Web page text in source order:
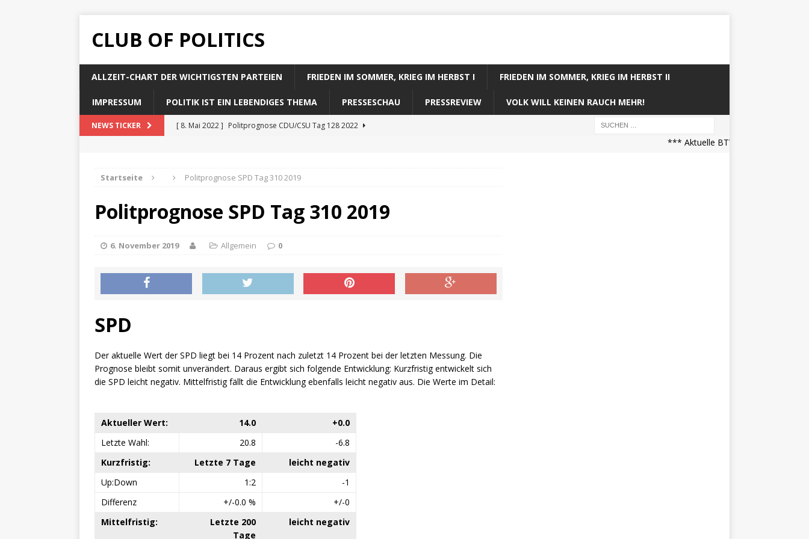
CLUB OF POLITICS
ALLZEIT-CHART DER WICHTIGSTEN PARTEIEN FRIEDEN IM SOMMER, KRIEG IM HERBST I FRIEDEN IM SOMMER, KRIEG IM HERBST II
IMPRESSUM POLITIK IST EIN LEBENDIGES THEMA PRESSESCHAU PRESSREVIEW VOLK WILL KEINEN RAUCH MEHR!
NEWS TICKER [ 8. Mai 2022 ] Politprognose CDU/CSU Tag 128 2022
[ 8. Mai 2022 ]
Politprognose Koalitionsrechner Tag 128 2022
*** Aktuelle BTW21 Prognose
Startseite Politprognose SPD Tag 310 2019
Politprognose SPD Tag 310 2019
6. November 2019 Allgemein 0
SPD
Der aktuelle Wert der SPD liegt bei 14 Prozent nach zuletzt 14 Prozent bei der letzten Messung. Die
Prognose bleibt somit unverändert. Daraus ergibt sich folgende Entwicklung: Kurzfristig entwickelt sich
die SPD leicht negativ. Mittelfristig fällt die Entwicklung ebenfalls leicht negativ aus. Die Werte im Detail:
Aktueller Wert: 14.0
+0.0
Letzte Wahl:
20.8
-6.8
Kurzfristig:
Letzte 7 Tage
leicht negativ
Up:Down
1:2
-1
Differenz
+/-0.0 %
+/-0
Mittelfristig:
Letzte 200
Tage
leicht negativ